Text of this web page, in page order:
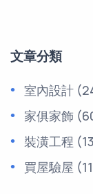
文章分類
室內設計
家俱家飾
裝潢工程
買屋驗屋